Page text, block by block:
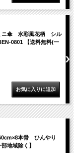
ニ傘 水彩風花柄 シル
0801 【送料無料(一
本骨 ひんやり
地域除く】